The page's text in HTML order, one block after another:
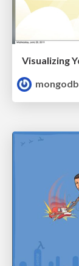
mongodb